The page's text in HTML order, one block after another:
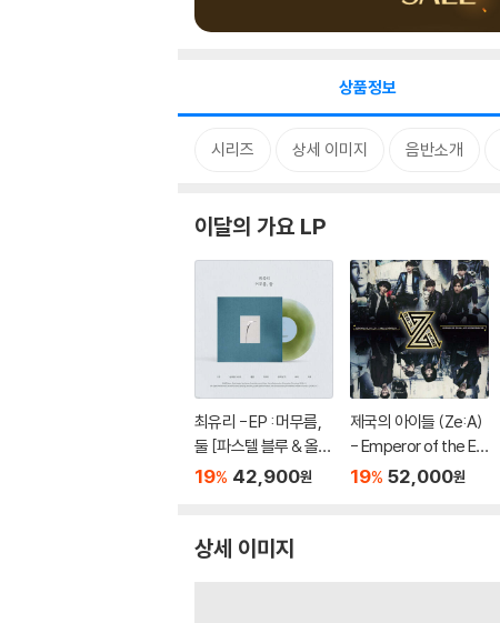
상품정보
시리즈 상세 이미지 음반소개
이달의 가요 LP
최유리 - EP : 머무름,
둘 [파스텔 블루 & 올리
브 그린 컬러 10인치 Vi
19% 42,900원
제국의 아이들 (Ze:A)
- Emperor of the E
mpire [립타이드 컬러
19% 52,000원
상세 이미지